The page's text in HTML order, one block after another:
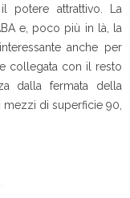
potere attrattivo. La
e, poco più in là, la
anche per
collegata con il resto
dalla fermata della
di superficie 90,